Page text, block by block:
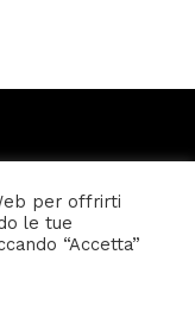
di vendita
S.a.s. P.I.
per offrirti
le tue
“Accetta”